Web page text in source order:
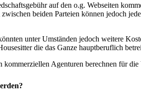
auf den o.g. Webseiten
beiden Parteien können jedoch
unter Umständen jedoch weitere
die das Ganze hauptberuflich
kommerziellen Agenturen berechnen für